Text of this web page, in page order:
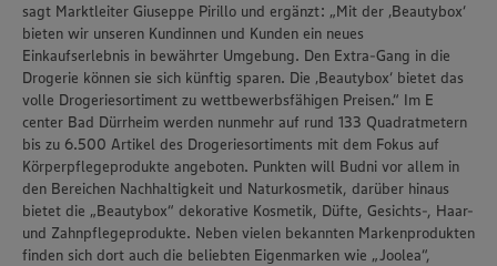
sagt Marktleiter Giuseppe Pirillo und ergänzt: „Mit der ‚Beautybox‘
bieten wir unseren Kundinnen und Kunden ein neues
Einkaufserlebnis in bewährter Umgebung. Den Extra-Gang in die
Drogerie können sie sich künftig sparen. Die ‚Beautybox‘ bietet das
volle Drogeriesortiment zu wettbewerbsfähigen Preisen.“ Im E
center Bad Dürrheim werden nunmehr auf rund 133 Quadratmetern
bis zu 6.500 Artikel des Drogeriesortiments mit dem Fokus auf
Körperpflegeprodukte angeboten. Punkten will Budni vor allem in
den Bereichen Nachhaltigkeit und Naturkosmetik, darüber hinaus
bietet die „Beautybox“ dekorative Kosmetik, Düfte, Gesichts-, Haar-
und Zahnpflegeprodukte. Neben vielen bekannten Markenprodukten
finden sich dort auch die beliebten Eigenmarken wie „Joolea“,